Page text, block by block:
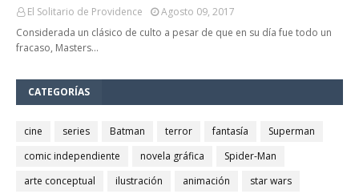
El Solitario de Providence
Agosto 09, 2017
Considerada un clásico de culto a pesar de que en su día fue todo un
fracaso, Masters…
CATEGORÍAS
cine series Batman terror fantasía
Superman
comic independiente
novela gráfica
Spider-Man
arte conceptual
ilustración animación
star wars